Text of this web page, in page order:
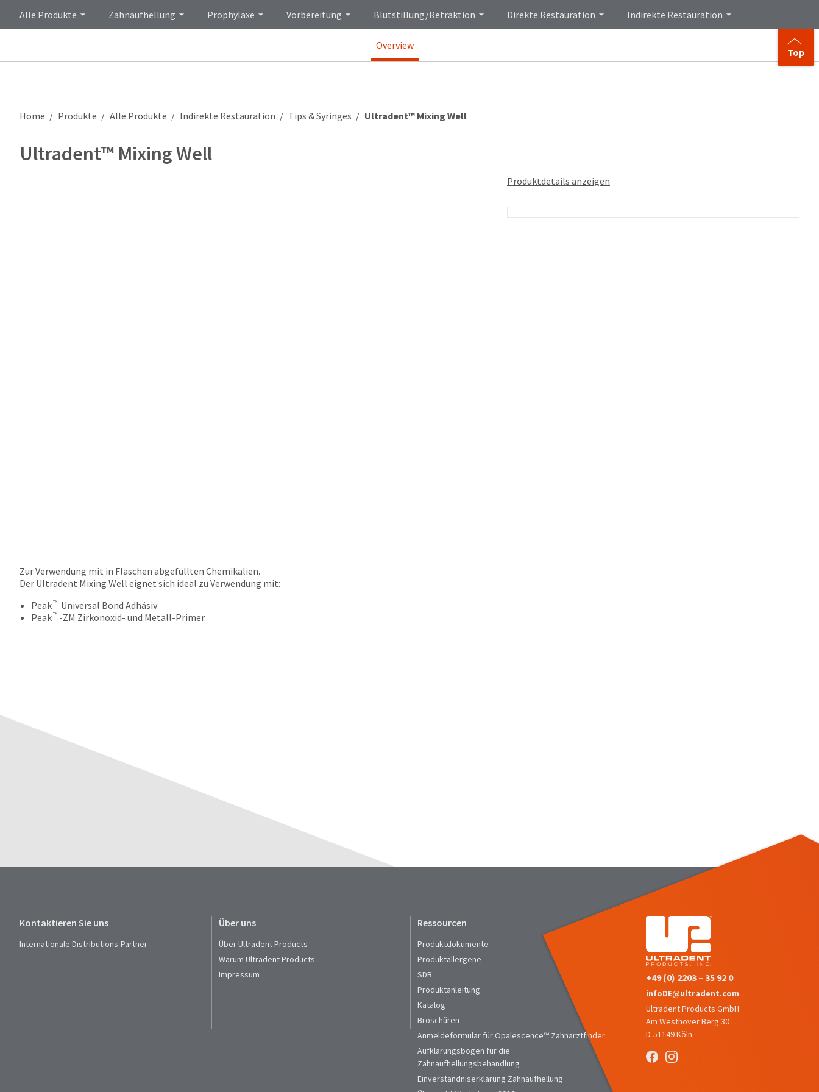
Alle Produkte Zahnaufhellung Prophylaxe Vorbereitung Blutstillung/Retraktion Direkte Restauration Indirekte Restauration
Overview
Top
Home Produkte Alle Produkte Indirekte Restauration Tips & Syringes Ultradent™ Mixing Well
Ultradent™ Mixing Well
Produktdetails anzeigen
Zur Verwendung mit in Flaschen abgefüllten Chemikalien.
Der Ultradent Mixing Well eignet sich ideal zu Verwendung mit:
Peak™ Universal Bond Adhäsiv
Peak™ -ZM Zirkonoxid- und Metall-Primer
Kontaktieren Sie uns
Internationale Distributions-Partner
Über uns
Über Ultradent Products
Warum Ultradent Products
Impressum
Ressourcen
Produktdokumente
Produktallergene
SDB
Produktanleitung
Katalog
Broschüren
Anmeldeformular für Opalescence™ Zahnarztfinder
Aufklärungsbogen für die
Zahnaufhellungsbehandlung
Einverständniserklärung Zahnaufhellung
+49 (0) 2203 – 35 92 0
infoDE@ultradent.com
Ultradent Products GmbH
Am Westhover Berg 30
D-51149 Köln